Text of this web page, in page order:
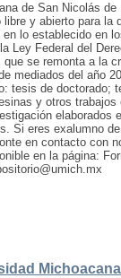
de San Nicolás
y abierto para la
lo establecido en
Ley Federal del
se remonta a la
mediados del año
tesis de doctorado;
y otros
elaborados
Si eres exalumno
en contacto con
en la página: